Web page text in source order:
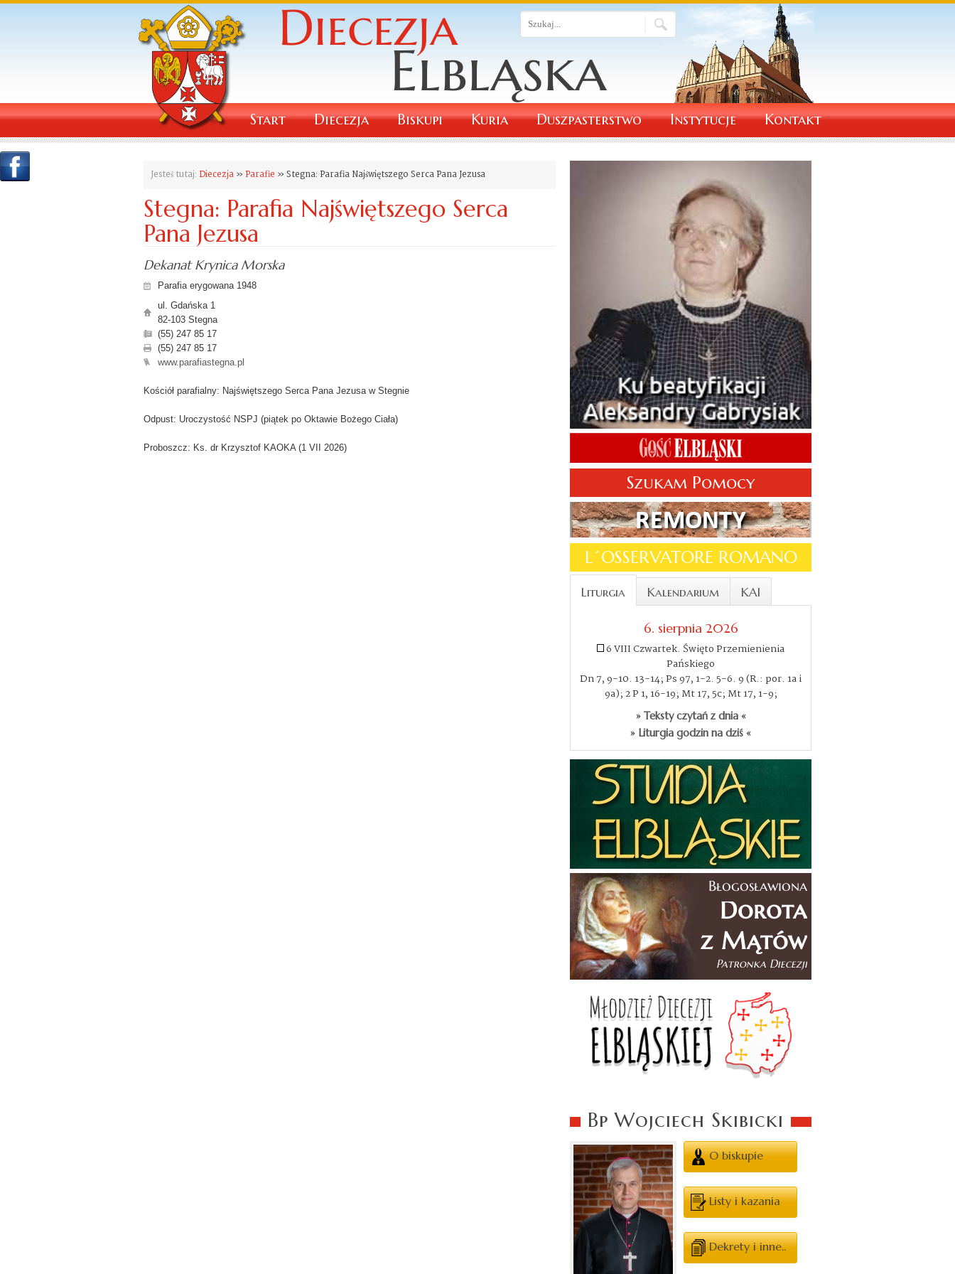
Start Diecezja Biskupi Kuria Duszpasterstwo Instytucje Kontakt
Jesteś tutaj: Diecezja » Parafie » Stegna: Parafia Najświętszego Serca Pana Jezusa
Stegna: Parafia Najświętszego Serca
Pana Jezusa
Dekanat Krynica Morska
Parafia erygowana 1948
ul. Gdańska 1
82-103 Stegna
(55) 247 85 17
(55) 247 85 17
www.parafiastegna.pl
Kościół parafialny: Najświętszego Serca Pana Jezusa w Stegnie
Odpust: Uroczystość NSPJ (piątek po Oktawie Bożego Ciała)
Proboszcz: Ks. dr Krzysztof KAOKA (1 VII 2026)
Szukam Pomocy
L´OSSERVATORE ROMANO
Liturgia Kalendarium KAI
6. sierpnia 2026
6 VIII Czwartek. Święto Przemienienia
Pańskiego
Dn 7, 9-10. 13-14; Ps 97, 1-2. 5-6. 9 (R.: por. 1a i
9a); 2 P 1, 16-19; Mt 17, 5c; Mt 17, 1-9;
» Teksty czytań z dnia «
» Liturgia godzin na dziś «
Bp Wojciech Skibicki
O biskupie
Listy i kazania
Dekrety i inne..